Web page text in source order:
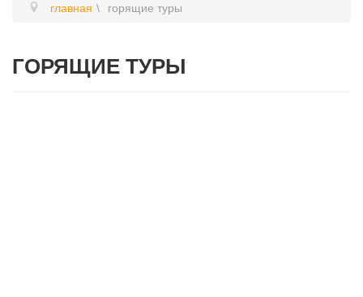
главная горящие туры
ГОРЯЩИЕ ТУРЫ